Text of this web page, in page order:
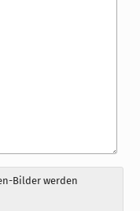
Bilder werden